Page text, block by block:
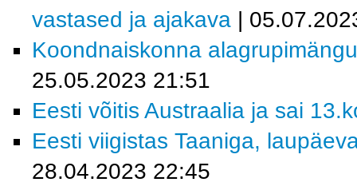
vastased ja ajakava |
Koondnaiskonna
25.05.2023 21:51
Eesti võitis Austraalia ja sai
Eesti viigistas Taaniga,
28.04.2023 22:45